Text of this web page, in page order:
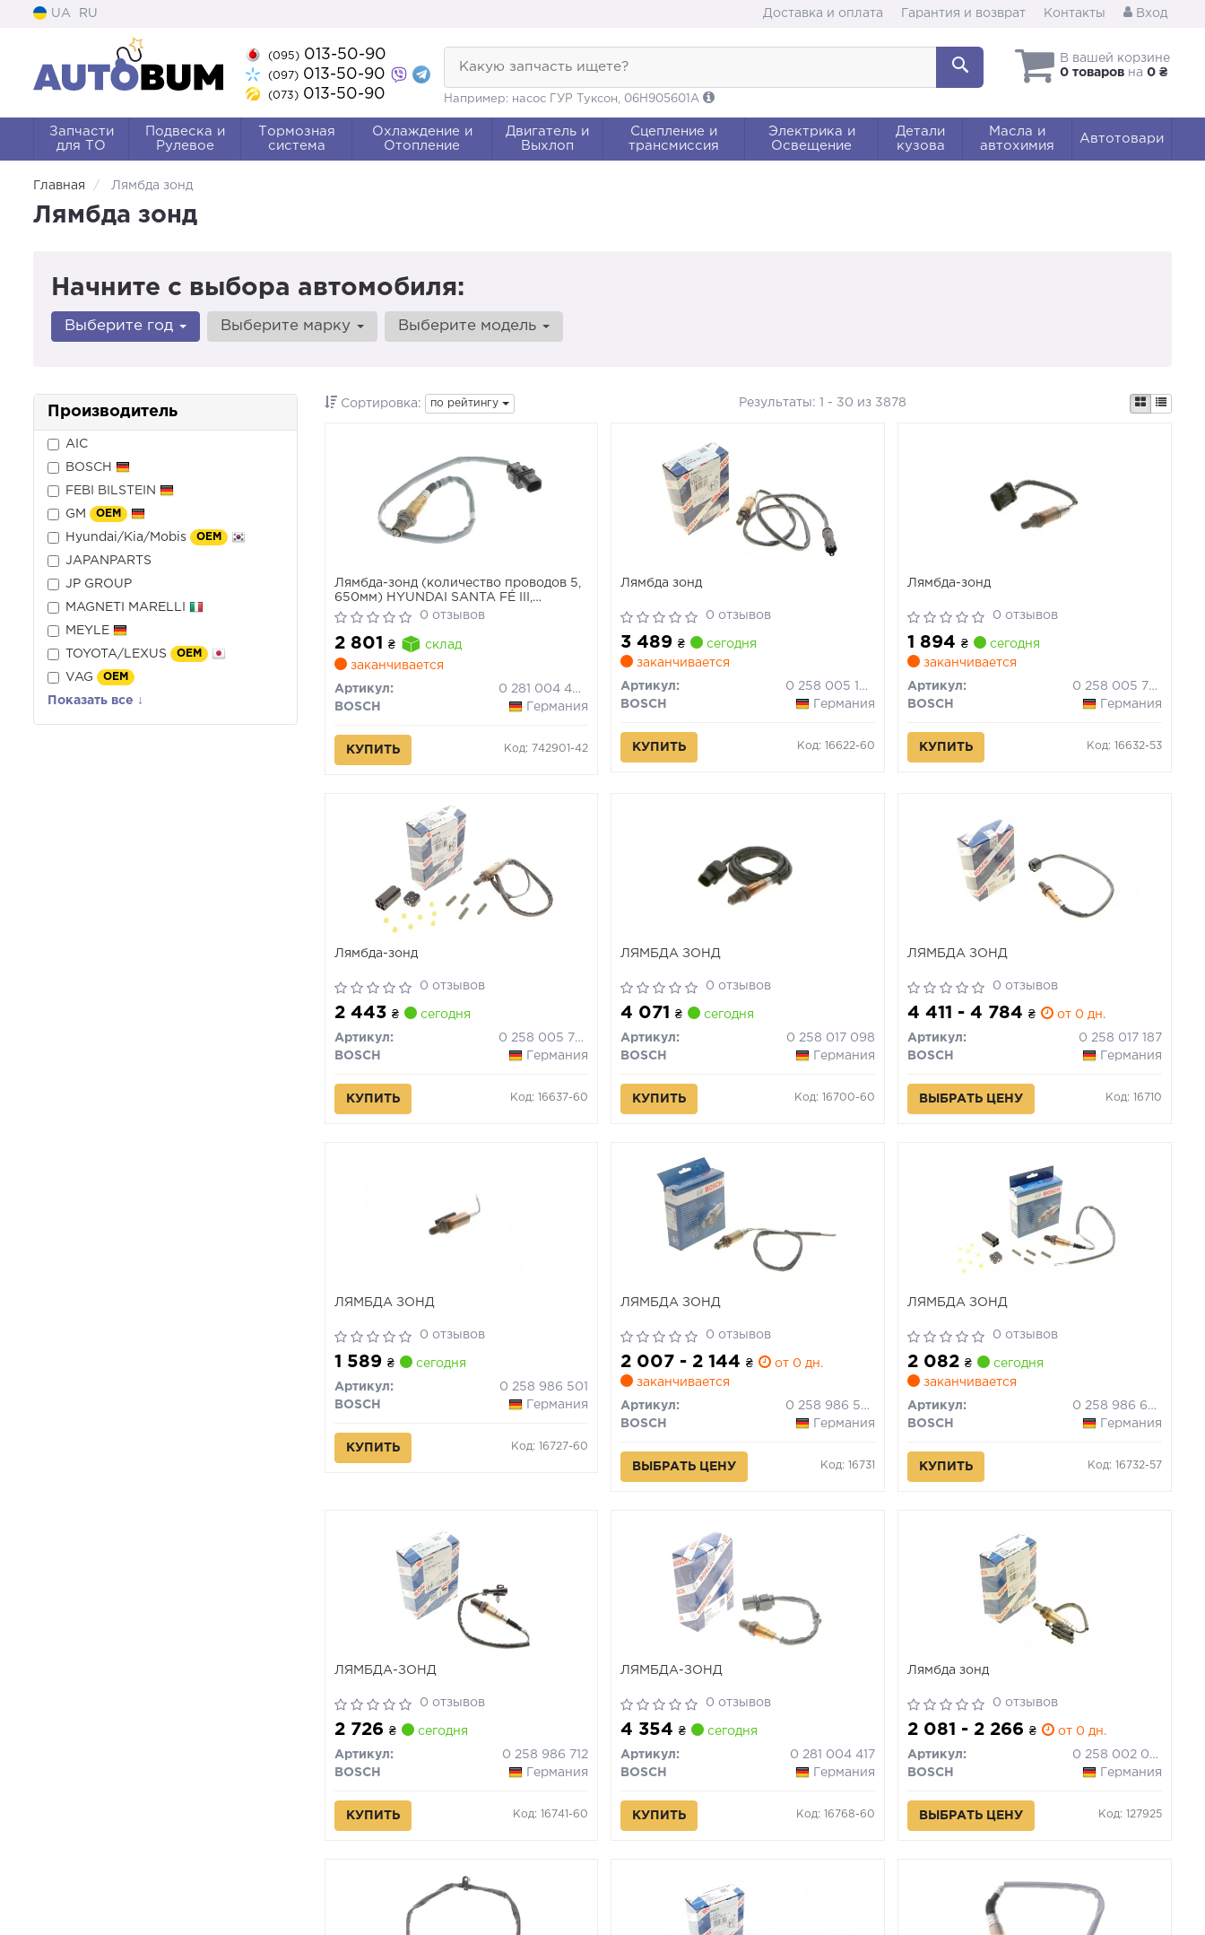
UA RU Доставка и оплата Гарантия и возврат Контакты Вход
(095)013-50-90
(097)013-50-90
(073)013-50-90
В вашей корзине
0 товаров на 0 ₴
Какую запчасть ищете?
Например: насос ГУР Туксон, 06H905601A
Запчасти
для ТО
Подвеска и
Рулевое
Тормозная
система
Охлаждение и
Отопление
Двигатель и
Выхлоп
Сцепление и
трансмиссия
Электрика и
Освещение
Детали
кузова
Масла и
автохимия
Автотовари
Главная Лямбда зонд
Лямбда зонд
Начните с выбора автомобиля:
Выберите год Выберите марку Выберите модель
Производитель
AIC
BOSCH
FEBI BILSTEIN
GM OEM
Hyundai/Kia/Mobis OEM
JAPANPARTS
JP GROUP
MAGNETI MARELLI
MEYLE
TOYOTA/LEXUS OEM
VAG OEM
Показать все ↓
Сортировка: по рейтингу Результаты: 1 - 30 из 3878
Лямбда-зонд (количество проводов 5,
650мм) HYUNDAI SANTA FÉ III,
TUCSON; KIA SORENTO III, SPORTAGE
IV; VW CADDY IV 2.0D/2.0DH/2.2D
09.12-
0 отзывов
2 801 ₴
склад
заканчивается
Артикул:
0 281 004 490
BOSCH
Германия
КУПИТЬ Код: 742901-42
Лямбда зонд
0 отзывов
3 489₴
сегодня
заканчивается
Артикул:
0 258 005 109
BOSCH
Германия
КУПИТЬ Код: 16622-60
Лямбда-зонд
0 отзывов
1 894₴
сегодня
заканчивается
Артикул:
0 258 005 703
BOSCH
Германия
КУПИТЬ Код: 16632-53
Лямбда-зонд
0 отзывов
2 443 ₴ сегодня
Артикул:
0 258 005 732
BOSCH
Германия
КУПИТЬ Код: 16637-60
ЛЯМБДА ЗОНД
0 отзывов
4 071₴ сегодня
Артикул:
0 258 017 098
BOSCH
Германия
КУПИТЬ Код: 16700-60
ЛЯМБДА ЗОНД
0 отзывов
4 411 - 4 784₴ от 0 дн.
Артикул:
0 258 017 187
BOSCH
Германия
ВЫБРАТЬ ЦЕНУ Код: 16710
ЛЯМБДА ЗОНД
0 отзывов
1 589 ₴ сегодня
Артикул:
0 258 986 501
BOSCH
Германия
КУПИТЬ Код: 16727-60
ЛЯМБДА ЗОНД
0 отзывов
2 007 - 2 144₴
от 0 дн.
заканчивается
Артикул:
0 258 986 507
BOSCH
Германия
ВЫБРАТЬ ЦЕНУ Код: 16731
ЛЯМБДА ЗОНД
0 отзывов
2 082₴
сегодня
заканчивается
Артикул:
0 258 986 602
BOSCH
Германия
КУПИТЬ Код: 16732-57
ЛЯМБДА-ЗОНД
0 отзывов
2 726 ₴ сегодня
Артикул:
0 258 986 712
BOSCH
Германия
КУПИТЬ Код: 16741-60
ЛЯМБДА-ЗОНД
0 отзывов
4 354₴ сегодня
Артикул:
0 281 004 417
BOSCH
Германия
КУПИТЬ Код: 16768-60
Лямбда зонд
0 отзывов
2 081 - 2 266₴ от 0 дн.
Артикул:
0 258 002 028
BOSCH
Германия
ВЫБРАТЬ ЦЕНУ Код: 127925